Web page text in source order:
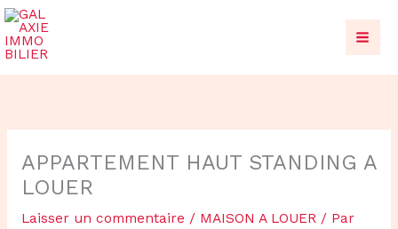
Aller
contenu
APPARTEMENT HAUT STANDING A
LOUER
Laisser un commentaire / MAISON A LOUER/ Par